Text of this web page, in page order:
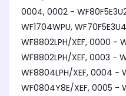
0004, 0002 -
WF1704WPU,
WF8802LPH/XEF, 0000 -
WF8802LPH/XEF, 0003 -
WF8804LPH/XEF, 0004 -
WF0804Y8E/XEF, 0005 -